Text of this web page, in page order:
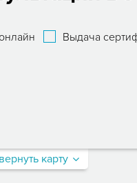
Выдача
карту